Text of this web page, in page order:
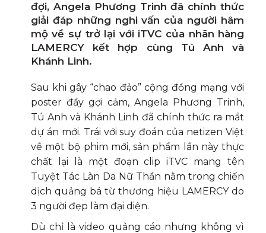
đợi, Angela Phương Trinh đã chính thức
giải đáp những nghi vấn của người hâm
mộ về sự trở lại với iTVC của nhãn hàng
LAMERCY kết hợp cùng Tú Anh và
Khánh Linh.
Sau khi gây “chao đảo” cộng đồng mạng với
poster đầy gợi cảm, Angela Phương Trinh,
Tú Anh và Khánh Linh đã chính thức ra mắt
dự án mới. Trái với suy đoán của netizen Việt
về một bộ phim mới, sản phẩm lần này thực
chất lại là một đoạn clip iTVC mang tên
Tuyệt Tác Làn Da Nữ Thần nằm trong chiến
dịch quảng bá từ thương hiệu LAMERCY do
3 người đẹp làm đại diện.
Dù chỉ là video quảng cáo nhưng không vì